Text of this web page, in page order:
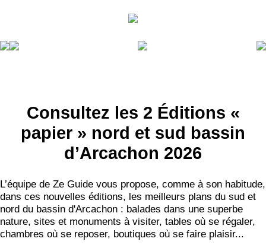
Consultez les 2 Éditions «
papier » nord et sud bassin
d’Arcachon 2026
L’équipe de Ze Guide vous propose, comme à son habitude,
dans ces nouvelles éditions, les meilleurs plans du sud et
nord du bassin d'Arcachon : balades dans une superbe
nature, sites et monuments à visiter, tables où se régaler,
chambres où se reposer, boutiques où se faire plaisir...